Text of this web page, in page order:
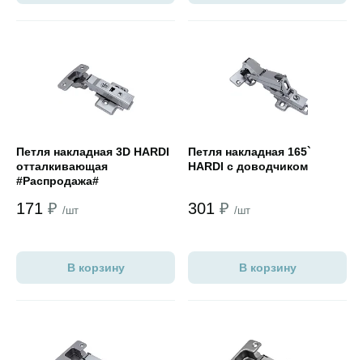
Петля накладная 3D HARDI
отталкивающая
#Распродажа#
171 ₽ /шт
В корзину
Петля накладная 165`
HARDI с доводчиком
301 ₽ /шт
Открыть товар
В корзину
Открыть товар